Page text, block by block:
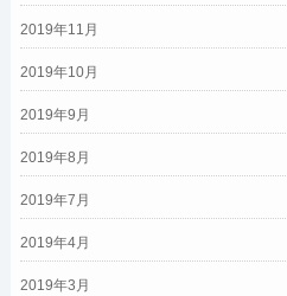
2019年11月
2019年10月
2019年9月
2019年8月
2019年7月
2019年4月
2019年3月